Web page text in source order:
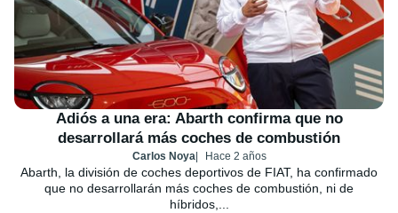
Adiós a una era: Abarth confirma que no
desarrollará más coches de combustión
Carlos Noya Hace 2 años
Abarth, la división de coches deportivos de FIAT, ha confirmado
que no desarrollarán más coches de combustión, ni de
híbridos,...